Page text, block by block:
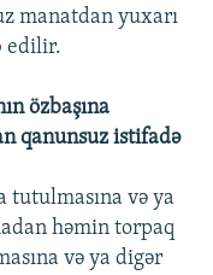
manatdan yuxarı
edilir.
özbaşına
qanunsuz istifadə
tutulmasına və ya
həmin torpaq
və ya digər